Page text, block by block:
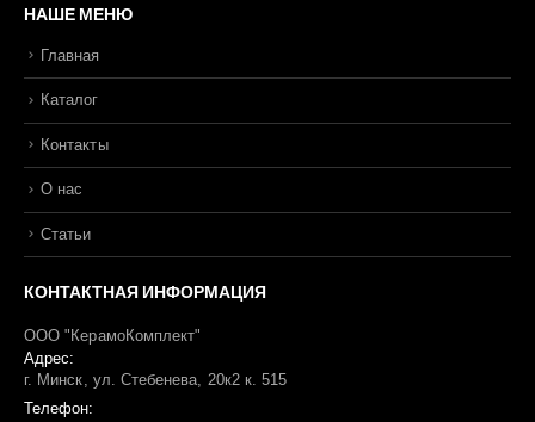
НАШЕ МЕНЮ
Главная
Каталог
Контакты
О нас
Статьи
КОНТАКТНАЯ ИНФОРМАЦИЯ
ООО "КерамоКомплект"
Адрес:
г. Минск, ул. Стебенева, 20к2 к. 515
Телефон: